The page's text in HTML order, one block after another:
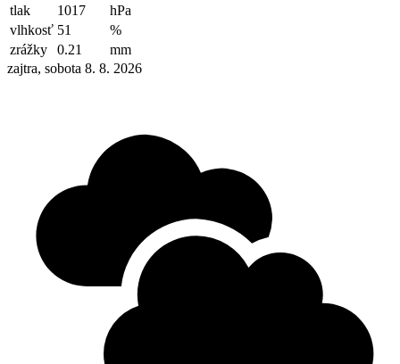
tlak
1017
hPa
vlhkosť 51
%
zrážky
0.21
mm
zajtra, sobota 8. 8. 2026